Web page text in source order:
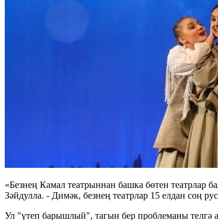
«Безнең Камал театрыннан башка бөтен театрлар
Зәйдулла. - Димәк, безнең театрлар 15 елдан соң
Ул "үтеп барышлый", тагын бер проблеманы телгә